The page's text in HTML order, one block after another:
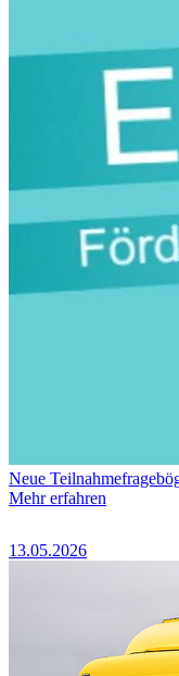
Neue
Mehr erfahren
13.05.2026